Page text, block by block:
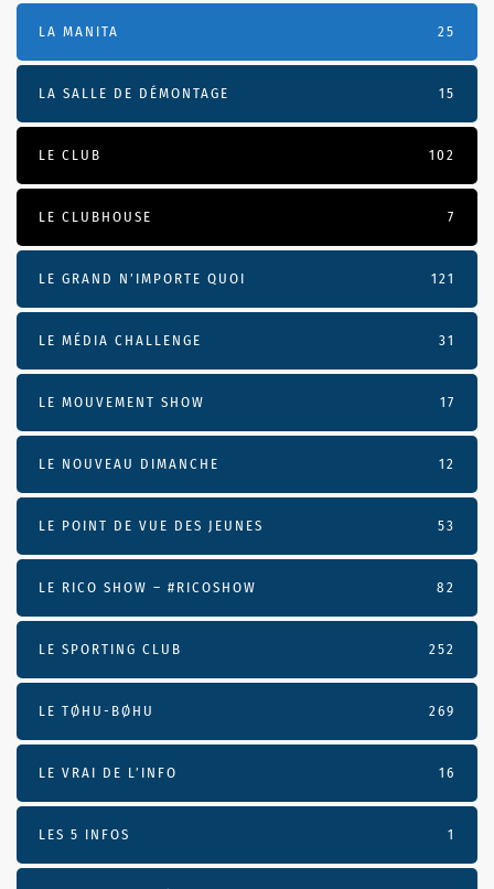
LA MANITA 25
LA SALLE DE DÉMONTAGE 15
LE CLUB 102
LE CLUBHOUSE 7
LE GRAND N’IMPORTE QUOI 121
LE MÉDIA CHALLENGE 31
LE MOUVEMENT SHOW 17
LE NOUVEAU DIMANCHE 12
LE POINT DE VUE DES JEUNES 53
LE RICO SHOW – #RICOSHOW 82
LE SPORTING CLUB 252
LE TØHU-BØHU 269
LE VRAI DE L’INFO 16
LES 5 INFOS 1